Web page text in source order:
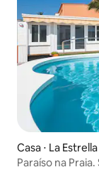
Casa ⋅ La Estrella
Paraíso na